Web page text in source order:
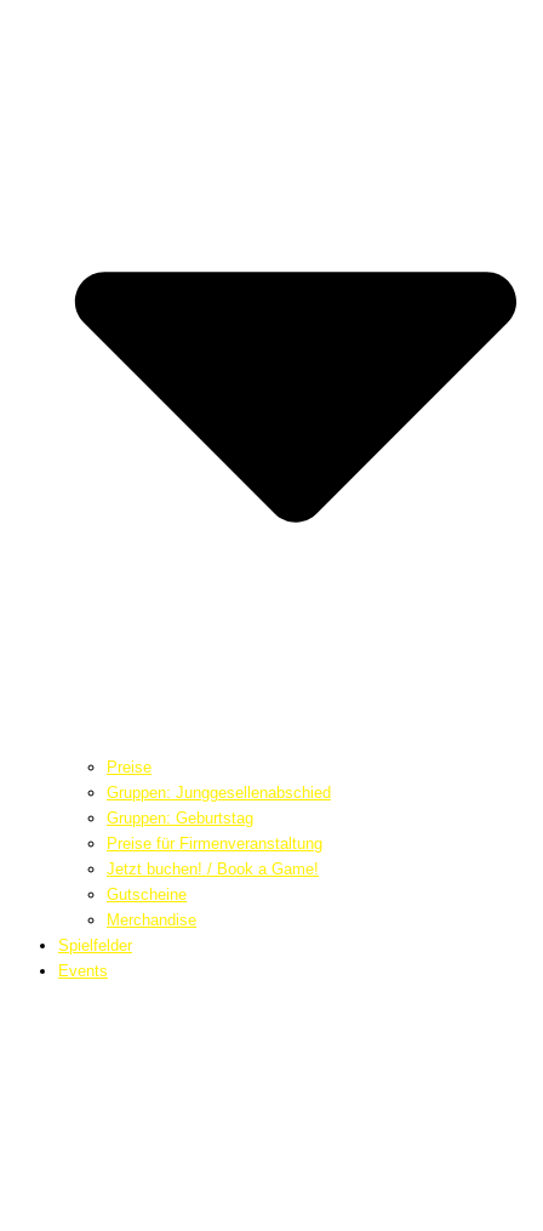
Preise
Gruppen: Junggesellenabschied
Gruppen: Geburtstag
Preise für Firmenveranstaltung
Jetzt buchen! / Book a Game!
Gutscheine
Merchandise
Spielfelder
Events